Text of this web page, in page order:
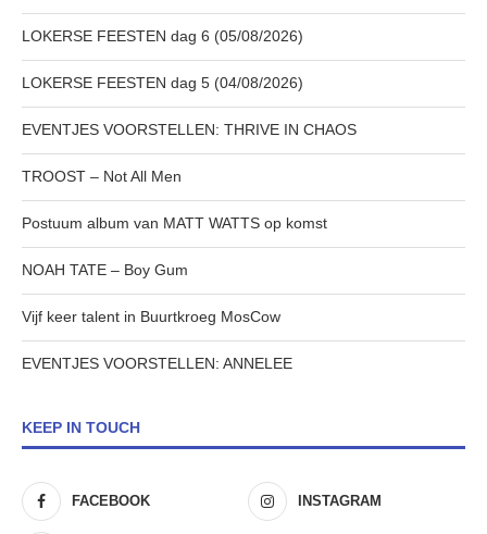
LOKERSE FEESTEN dag 6 (05/08/2026)
LOKERSE FEESTEN dag 5 (04/08/2026)
EVENTJES VOORSTELLEN: THRIVE IN CHAOS
TROOST – Not All Men
Postuum album van MATT WATTS op komst
NOAH TATE – Boy Gum
Vijf keer talent in Buurtkroeg MosCow
EVENTJES VOORSTELLEN: ANNELEE
KEEP IN TOUCH
FACEBOOK INSTAGRAM